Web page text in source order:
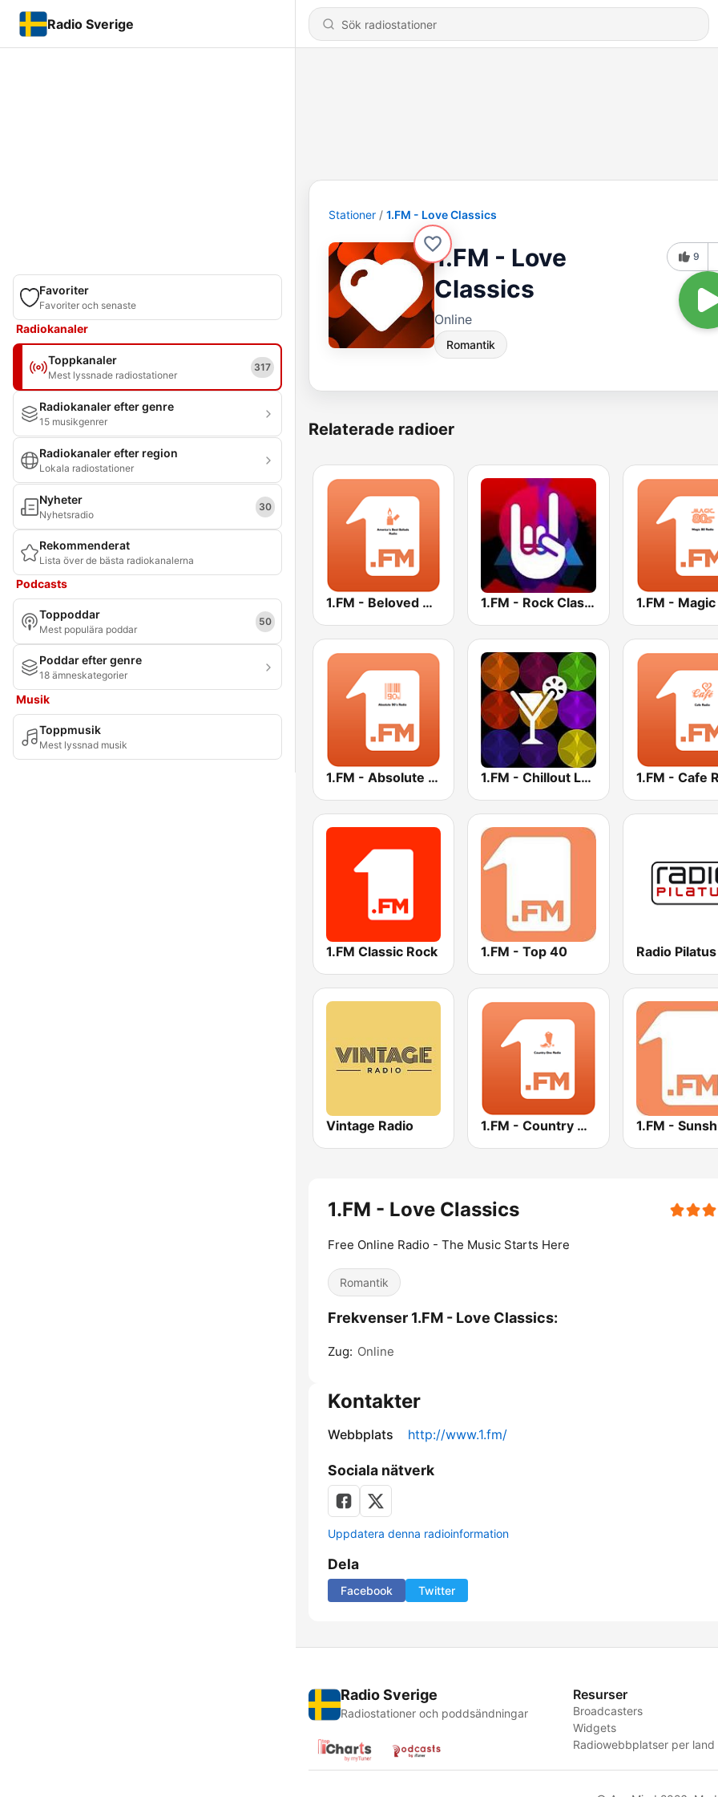
Radio Sverige
Favoriter
Favoriter och senaste
Radiokanaler
Toppkanaler
Mest lyssnade radiostationer
317
Radiokanaler efter genre
15 musikgenrer
Radiokanaler efter region
Lokala radiostationer
Nyheter
Nyhetsradio
30
Rekommenderat
Lista över de bästa radiokanalerna
Podcasts
Toppoddar
Mest populära poddar
50
Poddar efter genre
18 ämneskategorier
Musik
Toppmusik
Mest lyssnad musik
Stationer 1.FM - Love Classics
1.FM - Love
Classics
Online
Romantik
9
Relaterade radioer
1.FM - Beloved Ballads 1.FM - Rock Classics 1.FM -
1.FM - Absolute 90s 1.FM - Chillout Lounge 1.FM - Cafe
1.FM Classic Rock 1.FM - Top 40 Radio Pilatus
Vintage Radio 1.FM - Country Range 1.FM -
1.FM - Love Classics
Free Online Radio - The Music Starts Here
Romantik
Frekvenser 1.FM - Love Classics:
Zug: Online
Kontakter
Webbplats http://www.1.fm/
Sociala nätverk
Uppdatera denna radioinformation
Dela
Facebook Twitter
Radio Sverige
Radiostationer och poddsändningar
Resurser
Broadcasters
Widgets
Radiowebbplatser per land